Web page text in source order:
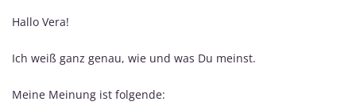
Hallo Vera!
Ich weiß ganz genau, wie und was Du meinst.
Meine Meinung ist folgende: